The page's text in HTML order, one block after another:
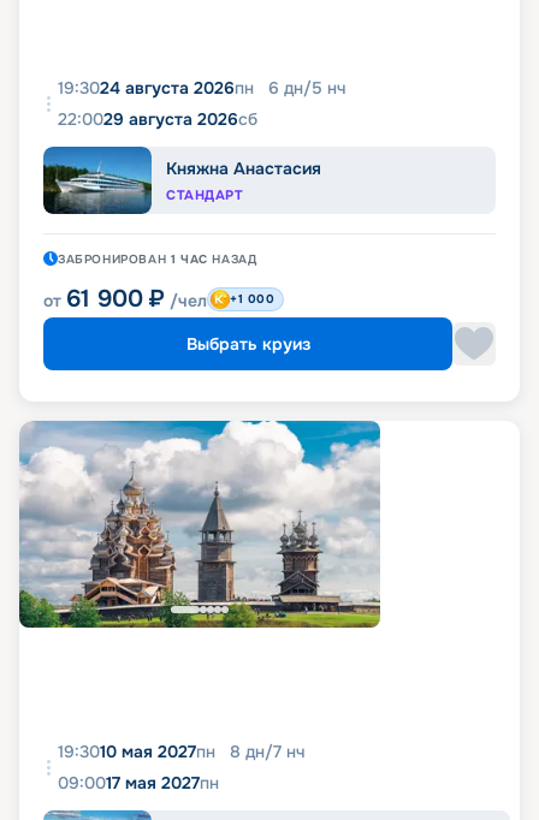
19:3024 августа 2026пн 6 дн/5 нч
22:0029 августа 2026сб
Княжна Анастасия
СТАНДАРТ
ЗАБРОНИРОВАН 1 ЧАС НАЗАД
от 61 900 ₽ /чел +1 000
Выбрать круиз
19:3010 мая 2027пн 8 дн/7 нч
09:0017 мая 2027пн